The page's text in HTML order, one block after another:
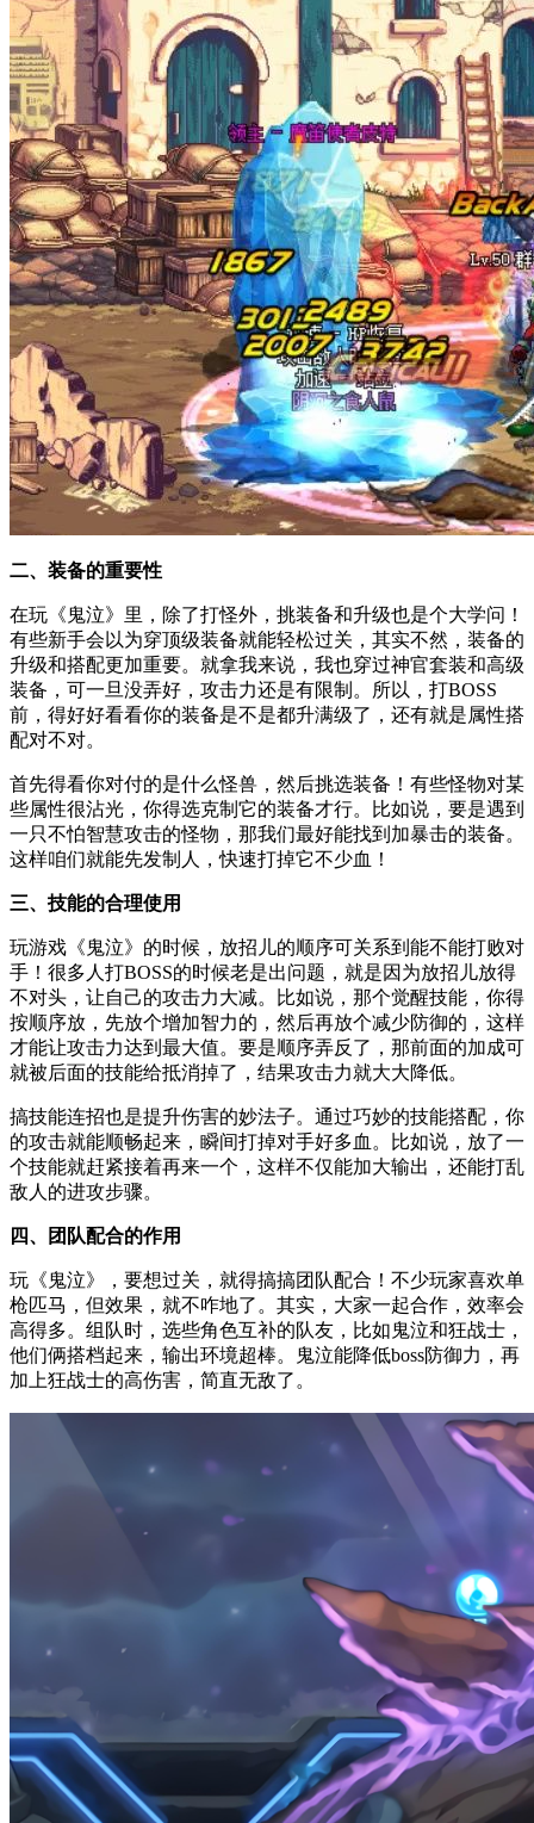
二、装备的重要性
在玩《鬼泣》里，除了打怪外，挑装备和升级也是个大学问！
有些新手会以为穿顶级装备就能轻松过关，其实不然，装备的
升级和搭配更加重要。就拿我来说，我也穿过神官套装和高级
装备，可一旦没弄好，攻击力还是有限制。所以，打BOSS
前，得好好看看你的装备是不是都升满级了，还有就是属性搭
配对不对。
首先得看你对付的是什么怪兽，然后挑选装备！有些怪物对某
些属性很沾光，你得选克制它的装备才行。比如说，要是遇到
一只不怕智慧攻击的怪物，那我们最好能找到加暴击的装备。
这样咱们就能先发制人，快速打掉它不少血！
三、技能的合理使用
玩游戏《鬼泣》的时候，放招儿的顺序可关系到能不能打败对
手！很多人打BOSS的时候老是出问题，就是因为放招儿放得
不对头，让自己的攻击力大减。比如说，那个觉醒技能，你得
按顺序放，先放个增加智力的，然后再放个减少防御的，这样
才能让攻击力达到最大值。要是顺序弄反了，那前面的加成可
就被后面的技能给抵消掉了，结果攻击力就大大降低。
搞技能连招也是提升伤害的妙法子。通过巧妙的技能搭配，你
的攻击就能顺畅起来，瞬间打掉对手好多血。比如说，放了一
个技能就赶紧接着再来一个，这样不仅能加大输出，还能打乱
敌人的进攻步骤。
四、团队配合的作用
玩《鬼泣》，要想过关，就得搞搞团队配合！不少玩家喜欢单
枪匹马，但效果，就不咋地了。其实，大家一起合作，效率会
高得多。组队时，选些角色互补的队友，比如鬼泣和狂战士，
他们俩搭档起来，输出环境超棒。鬼泣能降低boss防御力，再
加上狂战士的高伤害，简直无敌了。